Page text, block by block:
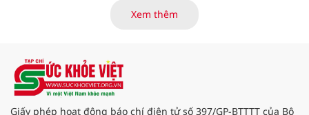
thay đổi đột ngột của thời tiết.
nhấn mạnh yêu cầu chuyển dịch
Xem thêm
Giấy phép hoạt động báo chí điện tử số 397/GP-BTTTT của Bộ